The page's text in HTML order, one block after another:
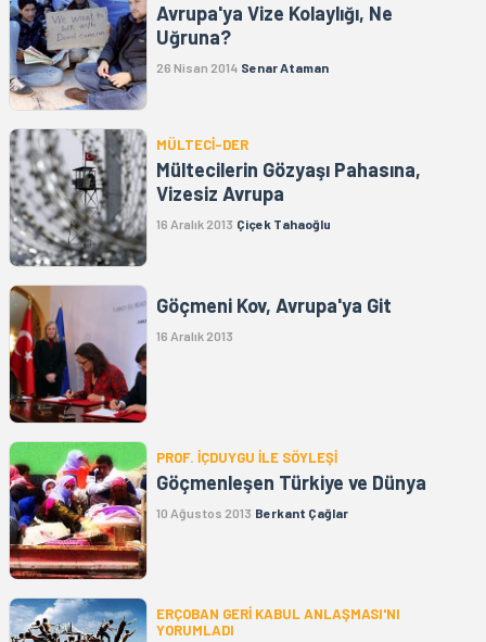
Avrupa'ya Vize Kolaylığı, Ne
Uğruna?
26 Nisan 2014 Senar Ataman
MÜLTECİ-DER
Mültecilerin Gözyaşı Pahasına,
Vizesiz Avrupa
16 Aralık 2013 Çiçek Tahaoğlu
Göçmeni Kov, Avrupa'ya Git
16 Aralık 2013
PROF. İÇDUYGU İLE SÖYLEŞİ
Göçmenleşen Türkiye ve Dünya
10 Ağustos 2013 Berkant Çağlar
ERÇOBAN GERİ KABUL ANLAŞMASI'NI
YORUMLADI